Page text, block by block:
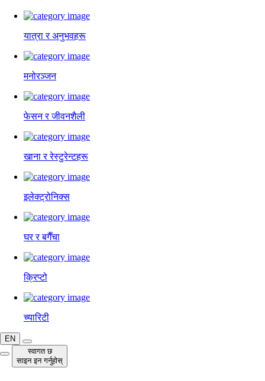
यात्रा र अनुभवहरू
मनोरञ्जन
फेसन र जीवनशैली
खाना र रेस्टुरेन्टहरू
इलेक्ट्रोनिक्स
घर र बगैँचा
क्रिप्टो
च्यारिटी
EN
स्वागत छ
साइन इन गर्नुहोस्